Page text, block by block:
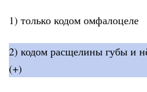
1) только кодом омфалоцеле
2) кодом расщелины губы и
(+)